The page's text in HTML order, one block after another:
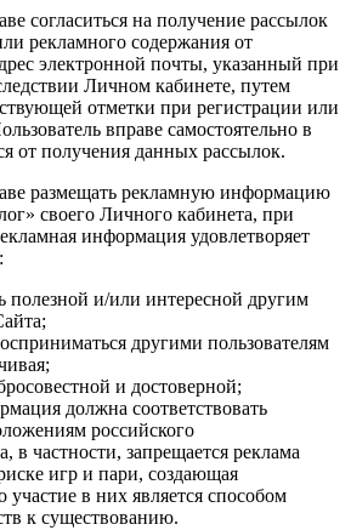
согласиться на получение рассылок
рекламного содержания от
электронной почты, указанный при
Личном кабинете, путем
отметки при регистрации или
вправе самостоятельно в
от получения данных рассылок.
размещать рекламную информацию
своего Личного кабинета, при
информация удовлетворяет
полезной и/или интересной другим
другими пользователям
и достоверной;
должна соответствовать
российского
в частности, запрещается реклама
игр и пари, создающая
участие в них является способом
к существованию.